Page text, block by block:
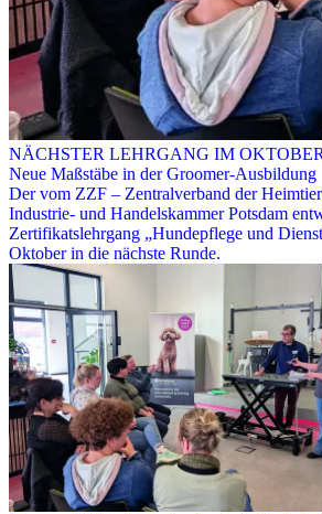
NÄCHSTER LEHRGANG IM OKTOBER
Neue Maßstäbe in der Groomer-Ausbildung
Der vom ZZF – Zentralverband der
Industrie- und Handelskammer Potsdam
Zertifikatslehrgang „Hundepflege und
Oktober in die nächste Runde.